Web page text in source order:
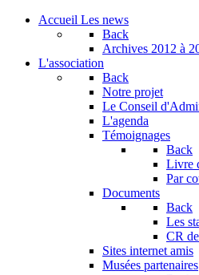
Accueil Les news
Back
Archives 2012 à
L'association
Back
Notre projet
Le Conseil
L'agenda
Témoignages
Back
Livre
Par
Documents
Back
Les
CR
Sites internet amis
Musées partenaires